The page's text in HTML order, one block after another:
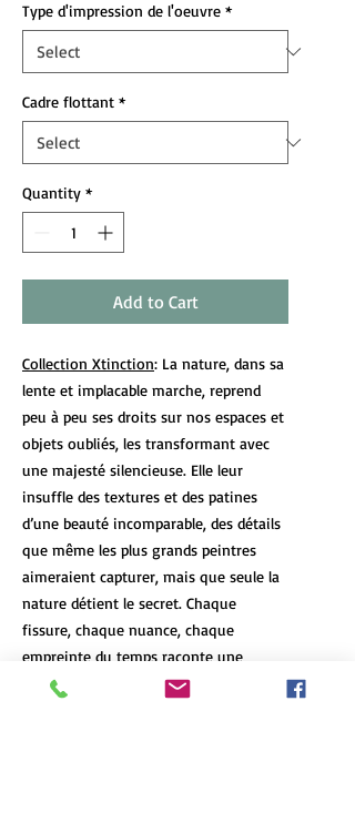
Type d'impression de l'oeuvre *
Cadre flottant *
Quantity *
Add to Cart
Collection Xtinction: La nature, dans sa
lente et implacable marche, reprend
peu à peu ses droits sur nos espaces et
objets oubliés, les transformant avec
une majesté silencieuse. Elle leur
insuffle des textures et des patines
d’une beauté incomparable, des détails
que même les plus grands peintres
aimeraient capturer, mais que seule la
nature détient le secret. Chaque
fissure, chaque nuance, chaque
empreinte du temps raconte une
histoire que le passage des années a